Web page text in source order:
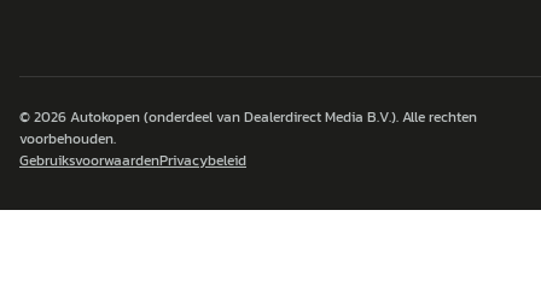
© 2026Autokopen(onderdeel van Dealerdirect Media B.V.). Alle rechten
voorbehouden.
GebruiksvoorwaardenPrivacybeleid